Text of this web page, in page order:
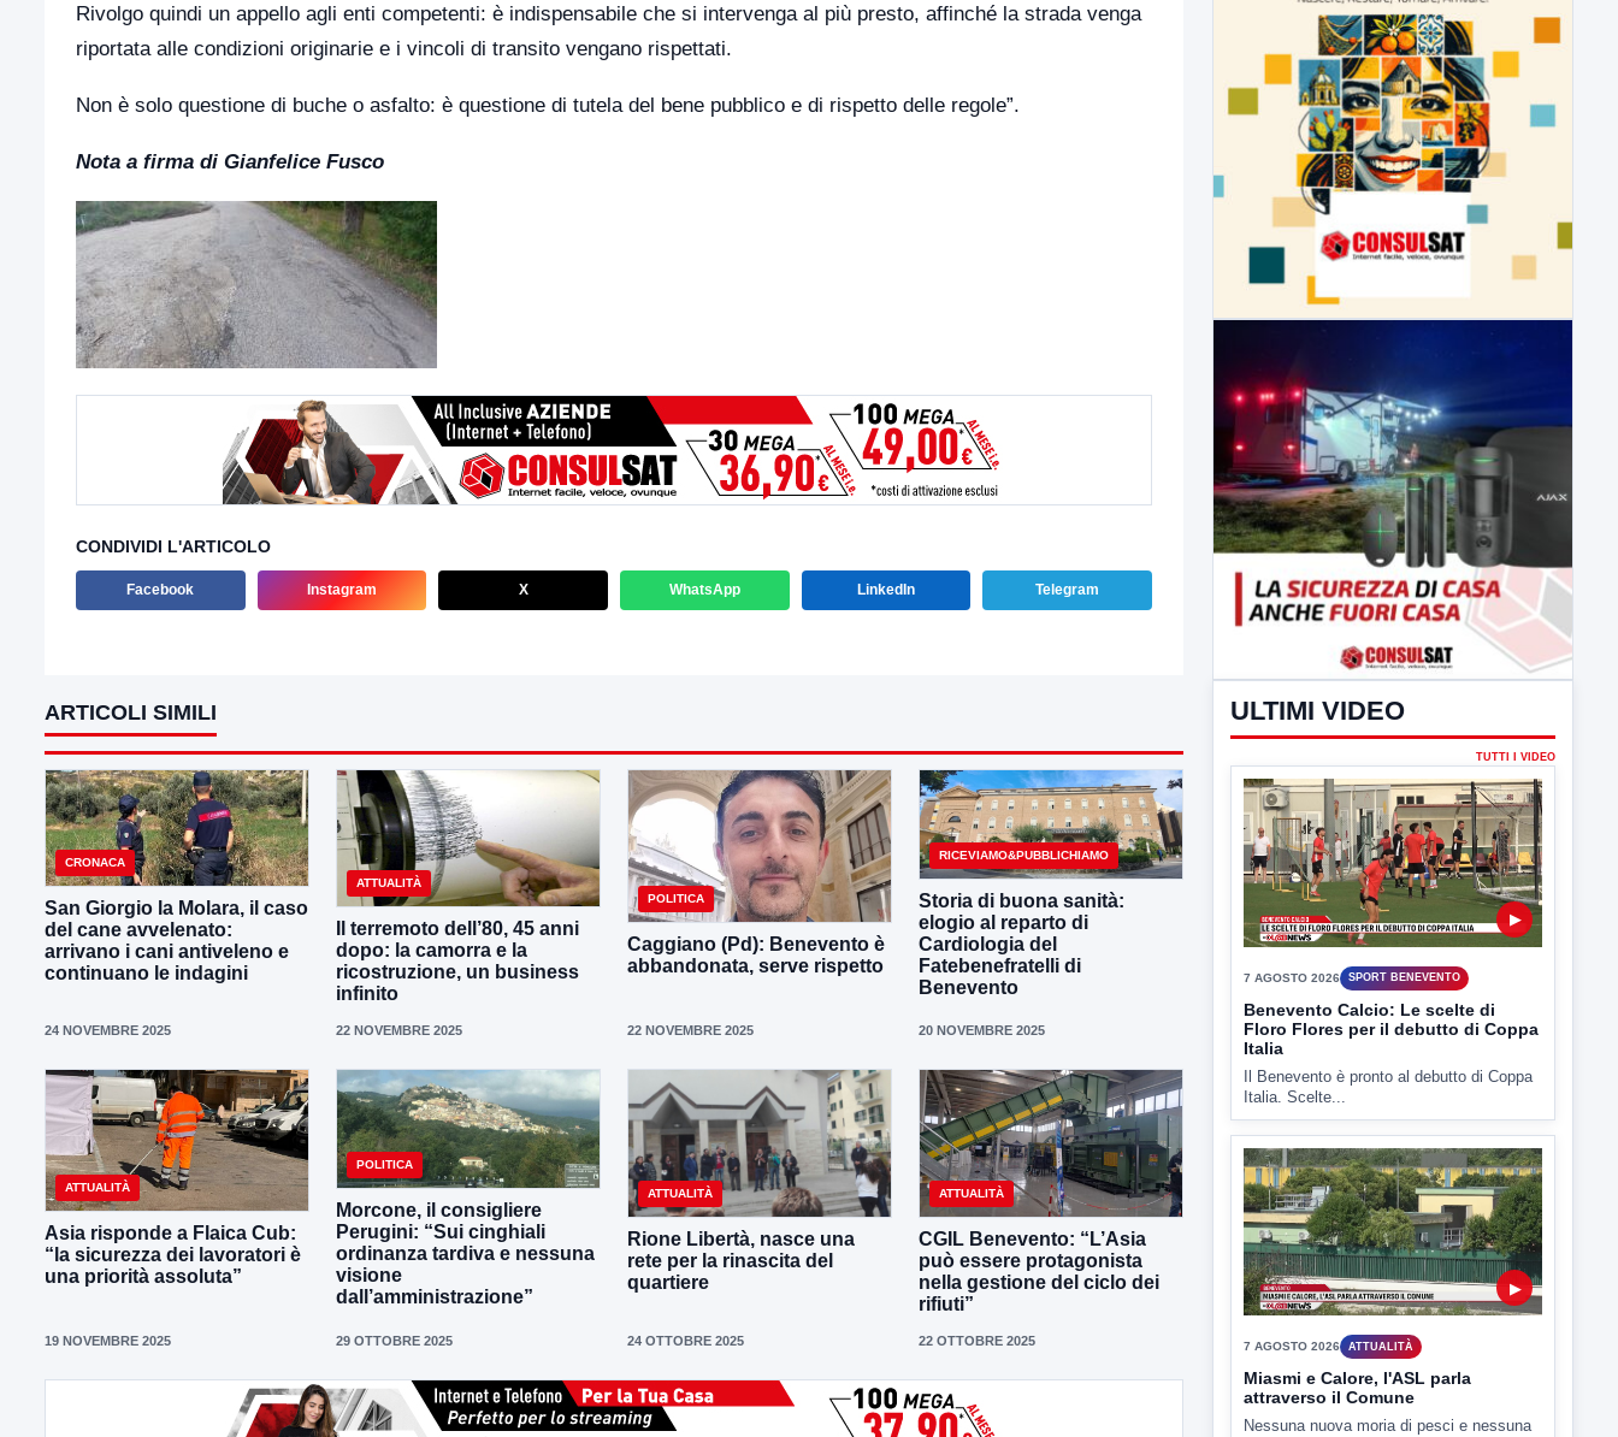
Rivolgo quindi un appello agli enti competenti: è indispensabile che si intervenga al più presto, affinché la strada venga
riportata alle condizioni originarie e i vincoli di transito vengano rispettati.
Non è solo questione di buche o asfalto: è questione di tutela del bene pubblico e di rispetto delle regole”.
Nota a firma di Gianfelice Fusco
CONDIVIDI L'ARTICOLO
Facebook Instagram X WhatsApp LinkedIn Telegram
ARTICOLI SIMILI
CRONACA
San Giorgio la Molara, il caso
del cane avvelenato:
arrivano i cani antiveleno e
continuano le indagini
24 NOVEMBRE 2025
ATTUALITÀ
Il terremoto dell’80, 45 anni
dopo: la camorra e la
ricostruzione, un business
infinito
22 NOVEMBRE 2025
POLITICA
Caggiano (Pd): Benevento è
abbandonata, serve rispetto
22 NOVEMBRE 2025
RICEVIAMO&PUBBLICHIAMO
Storia di buona sanità:
elogio al reparto di
Cardiologia del
Fatebenefratelli di
Benevento
20 NOVEMBRE 2025
ATTUALITÀ
Asia risponde a Flaica Cub:
“la sicurezza dei lavoratori è
una priorità assoluta”
19 NOVEMBRE 2025
POLITICA
Morcone, il consigliere
Perugini: “Sui cinghiali
ordinanza tardiva e nessuna
visione
dall’amministrazione”
29 OTTOBRE 2025
ATTUALITÀ
Rione Libertà, nasce una
rete per la rinascita del
quartiere
24 OTTOBRE 2025
ATTUALITÀ
CGIL Benevento: “L’Asia
può essere protagonista
nella gestione del ciclo dei
rifiuti”
22 OTTOBRE 2025
ULTIMI VIDEO
▶
7 AGOSTO 2026 SPORT BENEVENTO
Benevento Calcio: Le scelte di
Floro Flores per il debutto di Coppa
Italia
Il Benevento è pronto al debutto di Coppa
Italia. Scelte...